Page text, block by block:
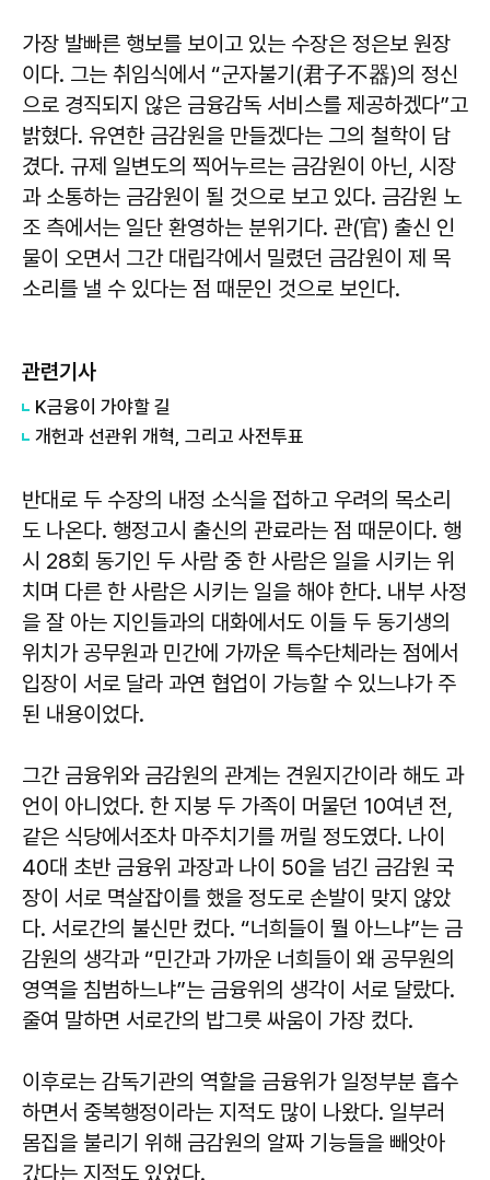
가장 발빠른 행보를 보이고 있는 수장은 정은보 원장
이다. 그는 취임식에서 “군자불기(君子不器)의 정신
으로 경직되지 않은 금융감독 서비스를 제공하겠다”고
밝혔다. 유연한 금감원을 만들겠다는 그의 철학이 담
겼다. 규제 일변도의 찍어누르는 금감원이 아닌, 시장
과 소통하는 금감원이 될 것으로 보고 있다. 금감원 노
조 측에서는 일단 환영하는 분위기다. 관(官) 출신 인
물이 오면서 그간 대립각에서 밀렸던 금감원이 제 목
소리를 낼 수 있다는 점 때문인 것으로 보인다.
관련기사
K금융이 가야할 길
개헌과 선관위 개혁, 그리고 사전투표
반대로 두 수장의 내정 소식을 접하고 우려의 목소리
도 나온다. 행정고시 출신의 관료라는 점 때문이다. 행
시 28회 동기인 두 사람 중 한 사람은 일을 시키는 위
치며 다른 한 사람은 시키는 일을 해야 한다. 내부 사정
을 잘 아는 지인들과의 대화에서도 이들 두 동기생의
위치가 공무원과 민간에 가까운 특수단체라는 점에서
입장이 서로 달라 과연 협업이 가능할 수 있느냐가 주
된 내용이었다.
그간 금융위와 금감원의 관계는 견원지간이라 해도 과
언이 아니었다. 한 지붕 두 가족이 머물던 10여년 전,
같은 식당에서조차 마주치기를 꺼릴 정도였다. 나이
40대 초반 금융위 과장과 나이 50을 넘긴 금감원 국
장이 서로 멱살잡이를 했을 정도로 손발이 맞지 않았
다. 서로간의 불신만 컸다. “너희들이 뭘 아느냐”는 금
감원의 생각과 “민간과 가까운 너희들이 왜 공무원의
영역을 침범하느냐”는 금융위의 생각이 서로 달랐다.
줄여 말하면 서로간의 밥그릇 싸움이 가장 컸다.
이후로는 감독기관의 역할을 금융위가 일정부분 흡수
하면서 중복행정이라는 지적도 많이 나왔다. 일부러
몸집을 불리기 위해 금감원의 알짜 기능들을 빼앗아
갔다는 지적도 있었다.